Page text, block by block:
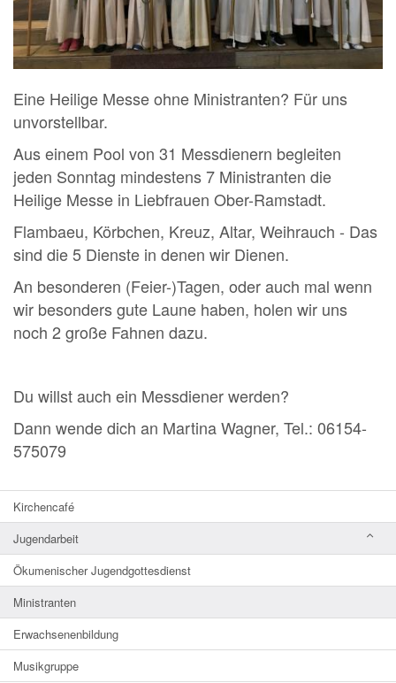
Eine Heilige Messe ohne Ministranten? Für uns
unvorstellbar.
Aus einem Pool von 31 Messdienern begleiten
jeden Sonntag mindestens 7 Ministranten die
Heilige Messe in Liebfrauen Ober-Ramstadt.
Flambaeu, Körbchen, Kreuz, Altar, Weihrauch - Das
sind die 5 Dienste in denen wir Dienen.
An besonderen (Feier-)Tagen, oder auch mal wenn
wir besonders gute Laune haben, holen wir uns
noch 2 große Fahnen dazu.
Du willst auch ein Messdiener werden?
Dann wende dich an Martina Wagner, Tel.: 06154-
575079
Kirchencafé
Jugendarbeit
Ökumenischer Jugendgottesdienst
Ministranten
Erwachsenenbildung
Musikgruppe